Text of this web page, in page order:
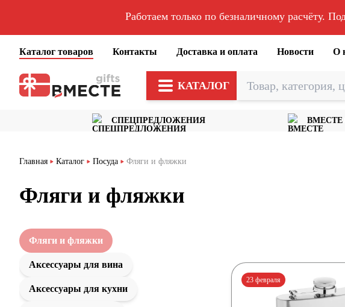
Работаем только по безналичному расчёту.
Каталог товаров Контакты Доставка и оплата Новости О
КАТАЛОГ
СПЕЦПРЕДЛОЖЕНИЯ ВМЕСТЕ
Главная Каталог Посуда Фляги и фляжки
Фляги и фляжки
Аксессуары для вина
Аксессуары для кухни
Фляги и фляжки
23 февраля